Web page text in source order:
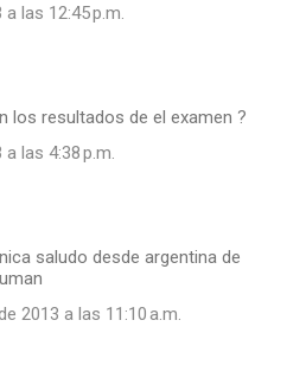
las 12:45 p.m.
los resultados de el examen ?
las 4:38 p.m.
saludo desde argentina de
2013 a las 11:10 a.m.